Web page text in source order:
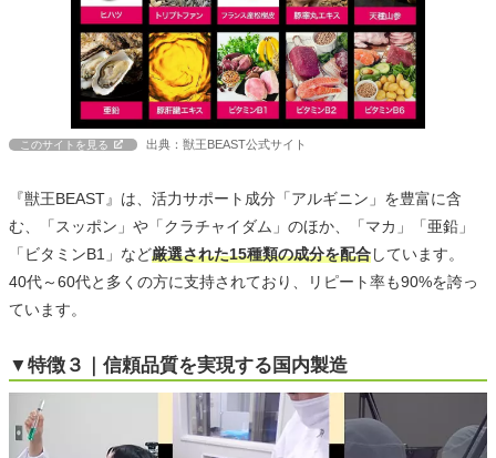
このサイトを見る 出典：獣王BEAST公式サイト
『獣王BEAST』は、活力サポート成分「アルギニン」を豊富に含
む、「スッポン」や「クラチャイダム」のほか、「マカ」「亜鉛」
「ビタミンB1」など厳選された15種類の成分を配合しています。
40代～60代と多くの方に支持されており、リピート率も90%を誇っ
ています。
▼特徴３｜信頼品質を実現する国内製造